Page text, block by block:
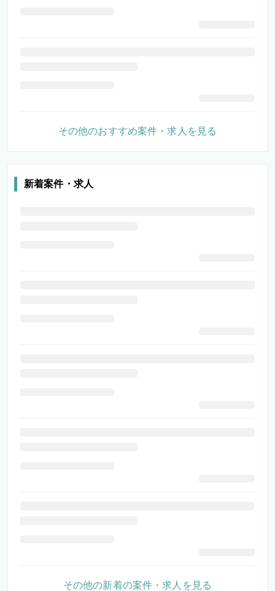
その他のおすすめ案件・求人を見る
新着案件・求人
その他の新着の案件・求人を見る